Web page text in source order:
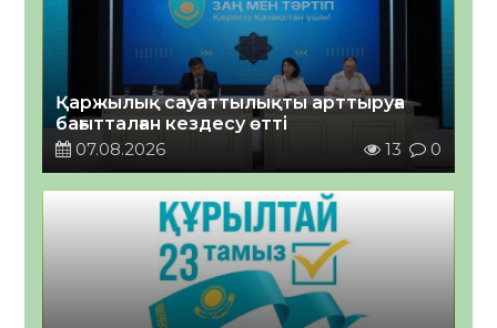
Қаржылық сауаттылықты арттыруға
бағытталған кездесу өтті
07.08.2026
13 0